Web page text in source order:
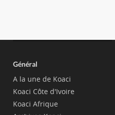
Général
A la une de Koaci
Koaci Côte d'Ivoire
Koaci Afrique